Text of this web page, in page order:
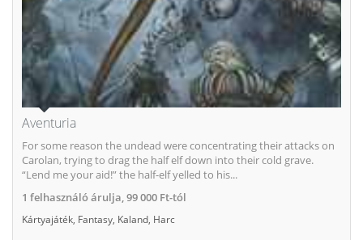
Aventuria
For some reason the undead were concentrating their attacks on
Carolan, trying to drag the half elf down into their cold grave.
“Lend me your aid!” the half-elf yelled to his...
1 felhasználó árulja,99 000 Ft-tól
Kártyajáték Fantasy Kaland Harc